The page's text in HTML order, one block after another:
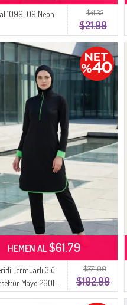
$41.33
$21.99
1099-09 Neon
$371.00
$102.99
Fermuarlı 3lü
Mayo 2601-
HEMEN AL$61.79